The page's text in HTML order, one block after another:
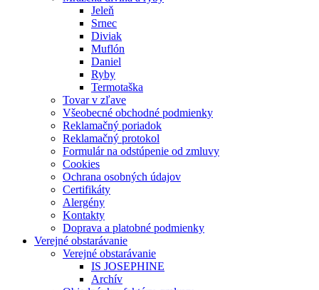
Jeleň
Srnec
Diviak
Muflón
Daniel
Ryby
Termotaška
Tovar v zľave
Všeobecné obchodné podmienky
Reklamačný poriadok
Reklamačný protokol
Formulár na odstúpenie od zmluvy
Cookies
Ochrana osobných údajov
Certifikáty
Alergény
Kontakty
Doprava a platobné podmienky
Verejné obstarávanie
Verejné obstarávanie
IS JOSEPHINE
Archív